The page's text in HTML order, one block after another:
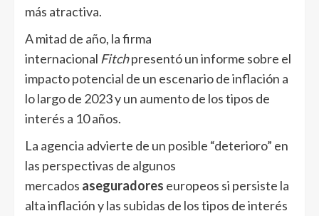
más atractiva.
A mitad de año, la firma
internacional Fitchpresentó un informe sobre el
impacto potencial de un escenario de inflación a
lo largo de 2023 y un aumento de los tipos de
interés a 10 años.
La agencia advierte de un posible “deterioro” en
las perspectivas de algunos
mercados aseguradores europeos si persiste la
alta inflación y las subidas de los tipos de interés